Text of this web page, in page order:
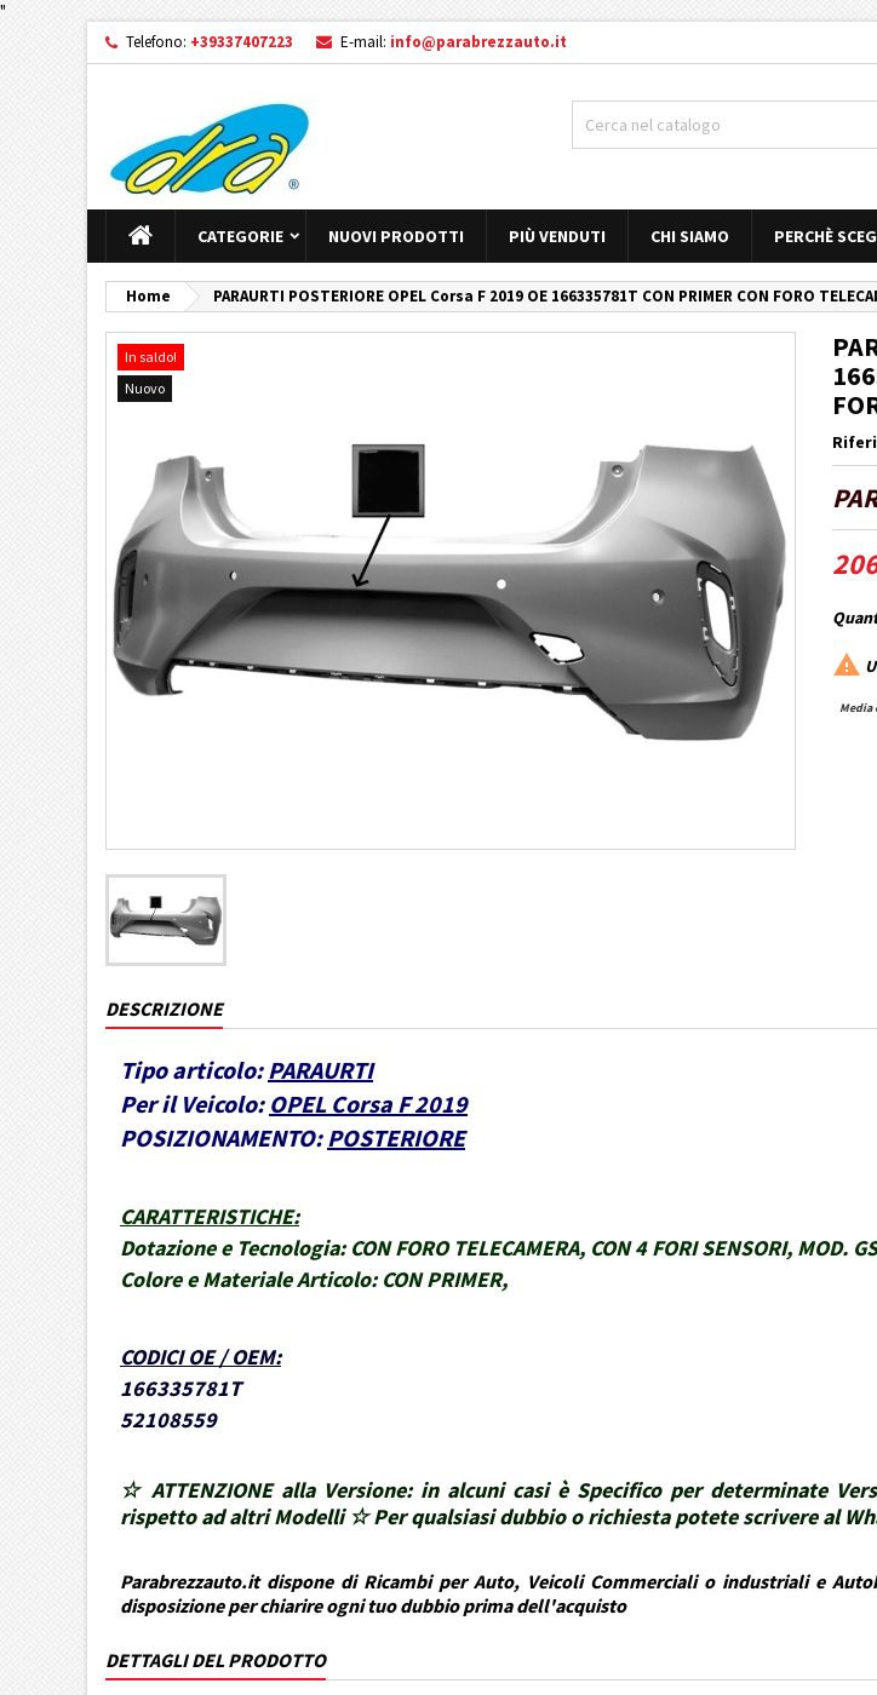
"
Telefono: +39337407223 E-mail: info@parabrezzauto.it
CATEGORIE NUOVI PRODOTTI PIÙ VENDUTI CHI SIAMO PERCHÈ
Home PARAURTI POSTERIORE OPEL Corsa F 2019 OE 166335781T CON PRIMER CON FORO
In saldo!
Nuovo

Media
DESCRIZIONE
Tipo articolo: PARAURTI
Per il Veicolo: OPEL Corsa F 2019
POSIZIONAMENTO: POSTERIORE
CARATTERISTICHE:
Dotazione e Tecnologia: CON FORO TELECAMERA, CON 4 FORI SENSORI, MOD.
Colore e Materiale Articolo: CON PRIMER,
CODICI OE / OEM:
166335781T
52108559
☆ ATTENZIONE alla Versione: in alcuni casi è Specifico per determinate
rispetto ad altri Modelli ☆ Per qualsiasi dubbio o richiesta potete scrivere al
Parabrezzauto.it dispone di Ricambi per Auto, Veicoli Commerciali o industriali e
disposizione per chiarire ogni tuo dubbio prima dell'acquisto
DETTAGLI DEL PRODOTTO